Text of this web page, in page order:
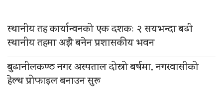
स्थानीय तह कार्यान्वनको एक दशकः २ सयभन्दा बढी
स्थानीय तहमा अझै बनेन प्रशासकीय भवन
बुढानीलकण्ठ नगर अस्पताल दोस्रो बर्षमा, नगरवासीको
हेल्थ प्रोफाइल बनाउन सुरू